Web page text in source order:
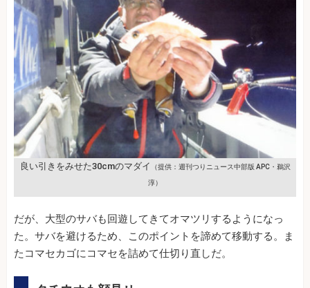
良い引きをみせた30cmのマダイ （提供：週刊つりニュース中部版 APC・鵜沢
淳）
だが、大型のサバも回遊してきてオマツリするようになっ
た。サバを避けるため、このポイントを諦めて移動する。ま
たコマセカゴにコマセを詰めて仕切り直しだ。